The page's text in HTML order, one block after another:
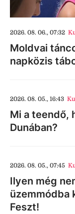
2026. 08. 06., 07:32
Moldvai
napközis
2026. 08. 05., 16:43
Mi a teendő,
Dunában?
2026. 08. 05., 07:45
Ilyen még
üzemmódba
Feszt!